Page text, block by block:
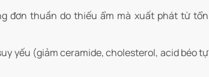
đơn thuần do thiếu ẩm mà xuất phát từ tổn
yếu (giảm ceramide, cholesterol, acid béo tự